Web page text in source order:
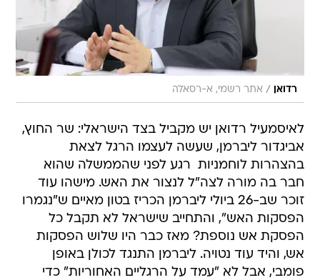
רדואן / אתר רשמי, א-רסאלה
לאיסמעיל רדואן יש מקביל בצד הישראלי: שר החוץ,
אביגדור ליברמן, שעשה לעצמו הרגל לצאת
בהצהרות לוחמניות  רגע לפני שהממשלה שהוא
חבר בה מורה לצה"ל לנצור את האש. מישהו עוד
זוכר שב-26 ביולי ליברמן הכריז בטון מאיים ש"נגמרו
הפסקות האש", והתחייב שישראל לא תקבל כל
הפסקת אש נוספת? מאז כבר היו שלוש הפסקות
אש, והיד עוד נטויה. ליברמן התנגד לכולן באופן
פומבי, אבל לא "עמד על הרגליים האחוריות" כדי